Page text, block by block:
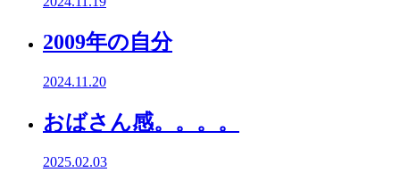
2009年の自分
2024.11.20
おばさん感。。。。
2025.02.03